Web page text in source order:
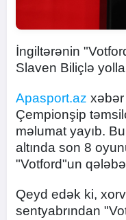
İngiltərənin
Slaven Biliçlə
Apasport.az
Çempionşip
məlumat yayıb.
altında son 8
"Votford"un
Qeyd edək ki,
sentyabrından